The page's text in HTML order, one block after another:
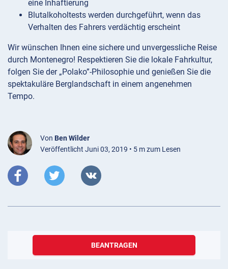
eine Inhaftierung
Blutalkoholtests werden durchgeführt, wenn das
Verhalten des Fahrers verdächtig erscheint
Wir wünschen Ihnen eine sichere und unvergessliche Reise
durch Montenegro! Respektieren Sie die lokale Fahrkultur,
folgen Sie der „Polako”-Philosophie und genießen Sie die
spektakuläre Berglandschaft in einem angenehmen
Tempo.
Von Ben Wilder
Veröffentlicht Juni 03, 2019 • 5 m zum Lesen
BEANTRAGEN